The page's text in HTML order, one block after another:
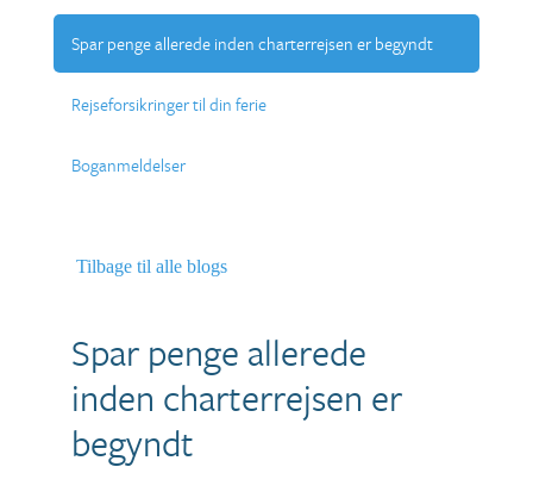
Spar penge allerede inden charterrejsen er begyndt
Rejseforsikringer til din ferie
Boganmeldelser
Tilbage til alle blogs
Spar penge allerede
inden charterrejsen er
begyndt